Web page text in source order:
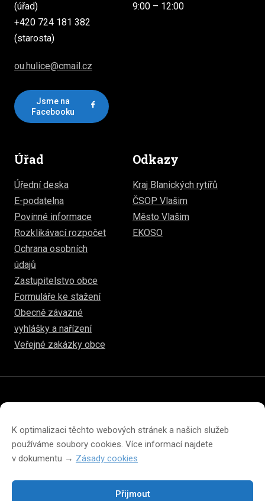
K optimalizaci těchto webových stránek a našich služeb
používáme soubory cookies. Více informací najdete
v dokumentu → Zásady cookies
Přijmout
(úřad)
+420 724 181 382
(starosta)
ou.hulice@cmail.cz
Jsme na
Facebooku
9:00 – 12:00
Úřad
Úřední deska
E-podatelna
Povinné informace
Rozklikávací rozpočet
Ochrana osobních
údajů
Zastupitelstvo obce
Formuláře ke stažení
Obecně závazné
vyhlášky a nařízení
Veřejné zakázky obce
Odkazy
Kraj Blanických rytířů
ČSOP Vlašim
Město Vlašim
EKOSO
Prohlášení o přístupnosti
Prohlášení o ochraně soukromí
Zásady cookies (EU)